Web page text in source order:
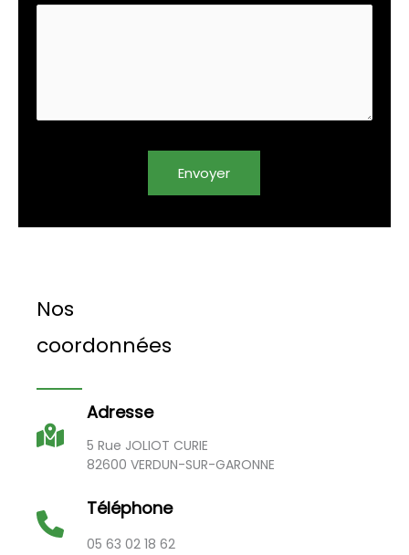
Envoyer
Nos
coordonnées
Adresse
5 Rue JOLIOT CURIE
82600 VERDUN-SUR-GARONNE
Téléphone
05 63 02 18 62